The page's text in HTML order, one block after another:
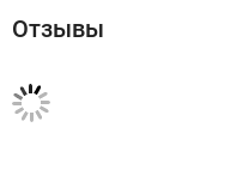
Отзывы